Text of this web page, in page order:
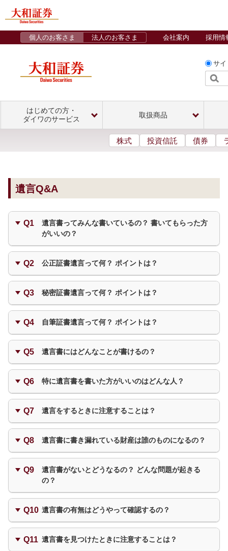
サイ
個人のお客さま 法人のお客さま 会社案内 採用
はじめての方・
ダイワのサービス
取扱商品
株式 投資信託 債券
遺言Q&A
遺言書ってみんな書いているの？ 書いてもらった方
がいいの？
遺族の負担が軽減される
言書」。
遺言書の種類には「公正証書遺言」「秘密証
書遺言」「自筆証書遺言」があります。
書き方がわからずに断念してしまうケースを
サポートするものとして、昨今ではさまざま
な遺言書キットが登場しています。
残す側の思いが伝わり、遺族の遺産分割協議
が円滑になることもあります。そもそも遺族
にとっては所在を知らない財産を洗い出す作
業だけでも相当の負担となりますから、その
う。
なお、せっかく作った遺言が無効になる心配
を避けたいのなら「公正証書遺言」が確実で
す。
公正証書遺言って何？ ポイントは？
なったり遺言書をなくしたりする心配なし
概要
公証人という専門家のサポートを受けて作成
する遺言書のこと。
保管
公証役場に保管。
見つけられない、遺言書をなくしたというよ
うなことは起きません。
手数料
数万円から
秘密証書遺言って何？ ポイントは？
場に証明してもらう方式
概要
遺言者本人が作成した遺言書が封かんされた
ことを公証してもらう遺言書のこと。
保管
作成者の自由。自宅、または銀行の貸金庫な
ど。
特徴
公証人を含め、第三者への内容の秘匿を守
り、偽造などもなく、さらに確かに本人が作
成したものであると確定できますが、内容の
点検は受けないために無効のおそれが残りま
す。
手数料
1～2万円程度
自筆証書遺言って何？ ポイントは？
が、方式が厳格なので注意
概要
全文・日付・氏名を自書し、押印して作成す
る遺言書のこと。
保管
作成者の自由。自宅、または銀行の貸金庫な
ど。
特徴
簡易に作成できますが、民法で定められた方
式を守らないと無効になるので、細心の注意
が必要です。
かかりません。
遺言書にはどんなことが書けるの？
法律で定められている
ていれば、どんなことでも書くことができま
す。ただし、法律上の効力が認められるのは
次のようなものです。
身分に関すること
子どもの認知や未成年者の後見人
相続に関すること
定、
遺言執行者 の指定
財産処分に関すること
特に遺言書を書いた方がいいのはどんな人？
遺言書は財産を残す人の遺志ですから、特に
以下の場合は遺志の表示手段として有効で
自宅など分けにくい不動産がある
子どもがいないので配偶者にすべての財産
を相続させたい
相続する人ごとに相続してもらいたい財産
社会に役立つようなところに寄付をしたい
遺言をするときに注意することは？
財産の分け方
財産の目録を作る（漏れがないようにしっ
かり確認する）
誰に、どの財産を相続させるのか検討する
る）
最低限の財産を受け取る権利を侵していな
いか確認する（遺留分を確認する）
遺言書に書き漏れている財産は誰のものになるの？
遺言書に書いていない財産がある場合には、
その財産をどのように分けるのか相続人で話
し合い、合意したうえで分けることになりま
遺言書がないとどうなるの？ どんな問題が起きる
の？
員が合意しなければならない
分けても問題ありません。
遺言書の有無はどうやって確認するの？
てみる
遺言書を見つけたときに注意することは？